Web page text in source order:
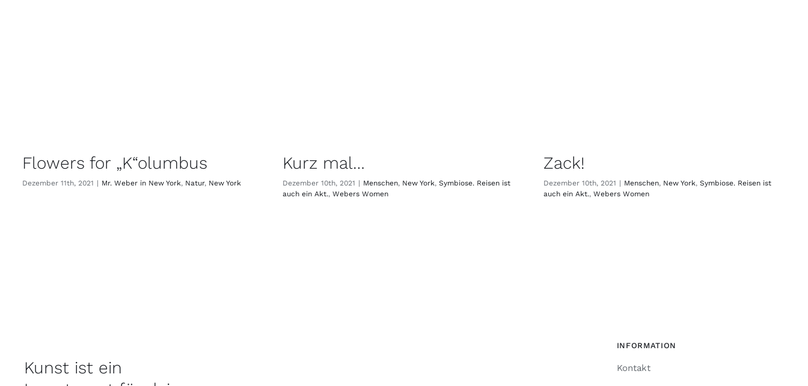
Flowers for „K“olumbus
Dezember 11th, 2021 | Mr. Weber in New York, Natur, New York
Kurz mal…
Dezember 10th, 2021 | Menschen, New York,Symbiose. Reisen ist
auch ein Akt.,Webers Women
Zack!
Dezember 10th, 2021 | Menschen, New York, Symbiose. Reisen ist
auch ein Akt., Webers Women
Kunst ist ein
INFORMATION
Kontakt